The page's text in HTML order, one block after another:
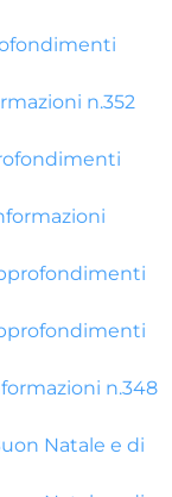
n.352
n.348
Natale e di